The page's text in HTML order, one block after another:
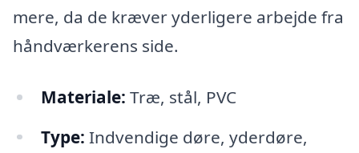
mere, da de kræver yderligere arbejde fra
håndværkerens side.
Materiale: Træ, stål, PVC
Type: Indvendige døre, yderdøre,